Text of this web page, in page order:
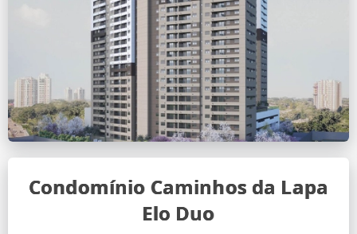
Condomínio Caminhos da Lapa
Elo Duo